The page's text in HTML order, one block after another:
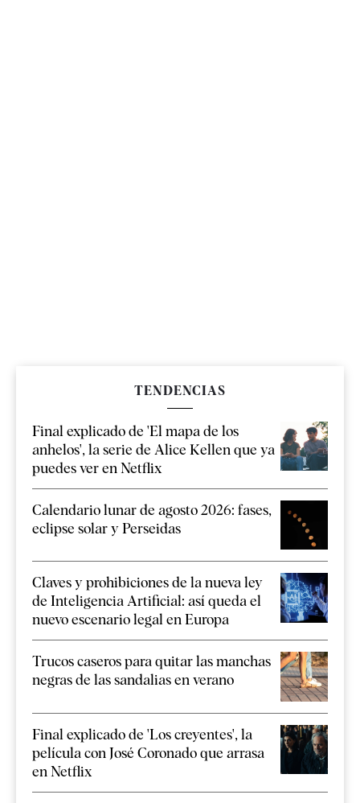
TENDENCIAS
Final explicado de 'El mapa de los
anhelos', la serie de Alice Kellen que ya
puedes ver en Netflix
Calendario lunar de agosto 2026: fases,
eclipse solar y Perseidas
Claves y prohibiciones de la nueva ley
de Inteligencia Artificial: así queda el
nuevo escenario legal en Europa
Trucos caseros para quitar las manchas
negras de las sandalias en verano
Final explicado de 'Los creyentes', la
película con José Coronado que arrasa
en Netflix